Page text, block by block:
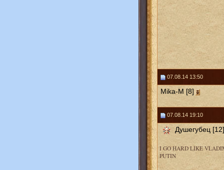
07.08.14 13:50
Mika-M [8]
07.08.14 19:10
Душегубец [12]
I GO HARD LIKE
PUTIN